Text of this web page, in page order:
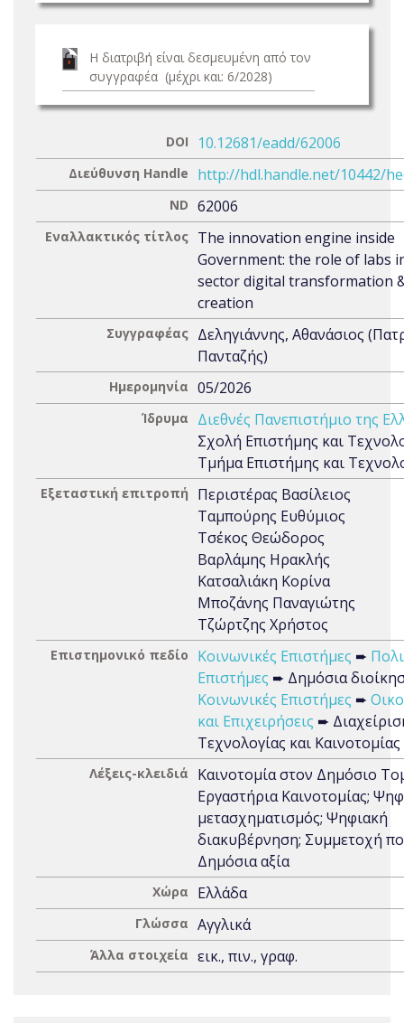
Η διατριβή είναι δεσμευμένη από τον
συγγραφέα (μέχρι και: 6/2028)
DOI 10.12681/eadd/62006
Διεύθυνση Handle http://hdl.handle.net/10442/
ND 62006
Εναλλακτικός τίτλος The innovation engine inside
Government: the role of labs
sector digital transformation
creation
Συγγραφέας Δεληγιάννης, Αθανάσιος
Πανταζής)
Ημερομηνία 05/2026
Ίδρυμα
Διεθνές Πανεπιστήμιο της
Σχολή Επιστήμης και
Τμήμα Επιστήμης και
Εξεταστική επιτροπή
Περιστέρας Βασίλειος
Ταμπούρης Ευθύμιος
Τσέκος Θεώδορος
Βαρλάμης Ηρακλής
Κατσαλιάκη Κορίνα
Μποζάνης Παναγιώτης
Τζώρτζης Χρήστος
Επιστημονικό πεδίο Κοινωνικές Επιστήμες ➨
Επιστήμες ➨ Δημόσια
Κοινωνικές Επιστήμες ➨
και Επιχειρήσεις ➨
Τεχνολογίας και Καινοτομίας
Λέξεις-κλειδιά
Καινοτομία στον Δημόσιο
Εργαστήρια Καινοτομίας;
μετασχηματισμός; Ψηφιακή
διακυβέρνηση; Συμμετοχή
Δημόσια αξία
Χώρα Ελλάδα
Γλώσσα Αγγλικά
Άλλα στοιχεία εικ., πιν., γραφ.